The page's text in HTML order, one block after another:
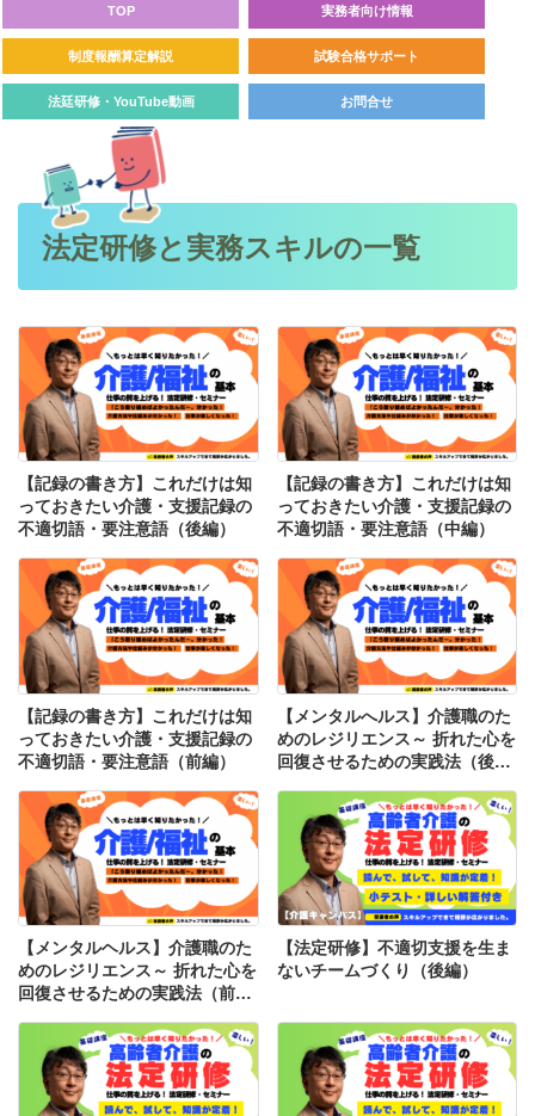
TOP 実務者向け情報
制度報酬算定解説 試験合格サポート
法廷研修・YouTube動画 お問合せ
法定研修と実務スキルの一覧
【記録の書き方】これだけは知
っておきたい介護・支援記録の
不適切語・要注意語（後編）
【記録の書き方】これだけは知
っておきたい介護・支援記録の
不適切語・要注意語（中編）
【記録の書き方】これだけは知
っておきたい介護・支援記録の
不適切語・要注意語（前編）
【メンタルへルス】介護職のた
めのレジリエンス～ 折れた心を
回復させるための実践法（後
【メンタルヘルス】介護職のた
めのレジリエンス～ 折れた心を
回復させるための実践法（前
【法定研修】不適切支援を生ま
ないチームづくり（後編）